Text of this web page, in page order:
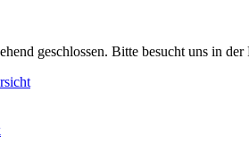
geschlossen. Bitte besucht uns in